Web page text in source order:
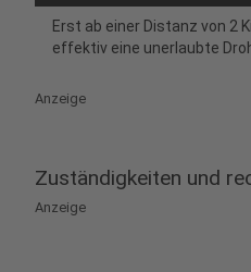
Erst ab einer Distanz von 2
effektiv eine unerlaubte
Anzeige
Zuständigkeiten und
Anzeige